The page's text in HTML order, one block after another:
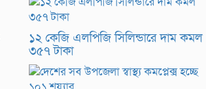
১২ কেজি এলপিজি সিলিন্ডারে দাম কমল
৩৫৭ টাকা